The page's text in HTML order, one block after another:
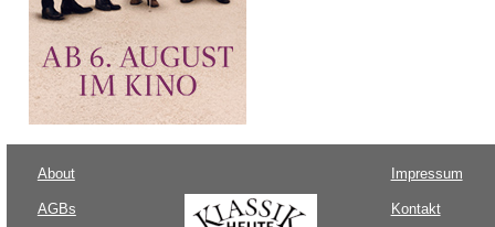
About
AGBs
Impressum
Kontakt